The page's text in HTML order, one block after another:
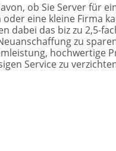
ob Sie Server für
eine kleine Firma
dabei das biz zu 2,5-
zu
hochwertige
Service zu